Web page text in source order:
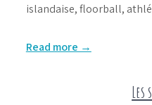
islandaise, floorball,
Read more →
Les